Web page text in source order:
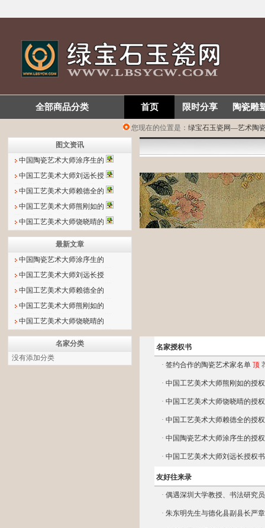
全部商品分类 首页 限时分享 陶瓷雕
您现在的位置是： 绿宝石玉瓷网—艺术陶
图文资讯
中国陶瓷艺术大师涂序生的
中国工艺美术大师刘远长授
中国工艺美术大师赖德全的
中国工艺美术大师熊刚如的
中国工艺美术大师饶晓晴的
最新文章
中国陶瓷艺术大师涂序生的
中国工艺美术大师刘远长授
中国工艺美术大师赖德全的
中国工艺美术大师熊刚如的
中国工艺美术大师饶晓晴的
名家分类
没有添加分类
名家授权书
· 签约合作的陶瓷艺术家名单 顶
· 中国工艺美术大师熊刚如的授
· 中国工艺美术大师饶晓晴的授
· 中国工艺美术大师赖德全的授
· 中国陶瓷艺术大师涂序生的授
· 中国工艺美术大师刘远长授权
友好往来录
· 偶遇深圳大学教授、书法研究
· 朱东明先生与德化县副县长严